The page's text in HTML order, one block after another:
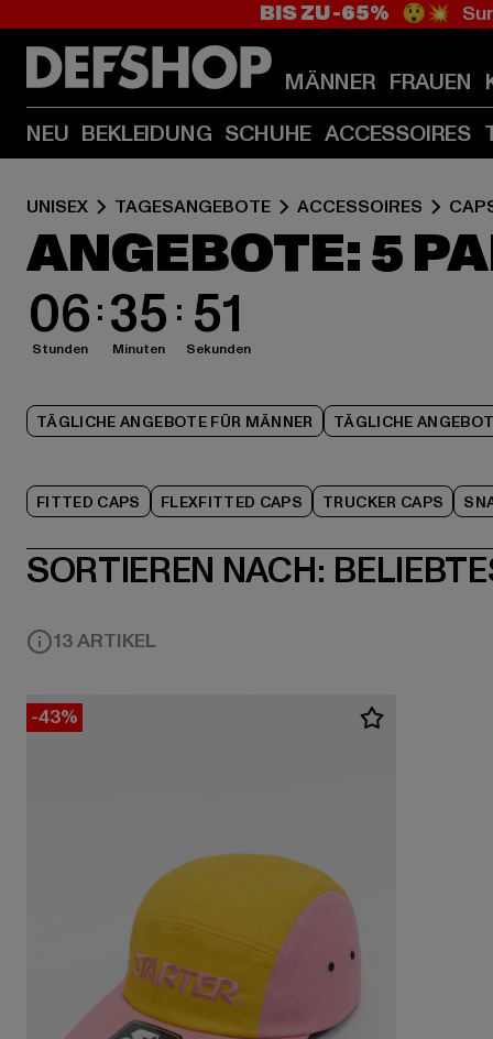
BIS ZU -65% 😲💥
MÄNNER FRAUEN
NEU BEKLEIDUNG SCHUHE ACCESSOIRES
UNISEX TAGESANGEBOTE ACCESSOIRES
ANGEBOTE: 5
06
Stunden 35
Minuten 48
Sekunden
TÄGLICHE ANGEBOTE FÜR MÄNNER TÄGLICHE
FITTED CAPS FLEXFITTED CAPS TRUCKER CAPS
SORTIEREN NACH:
13 ARTIKEL
-43%